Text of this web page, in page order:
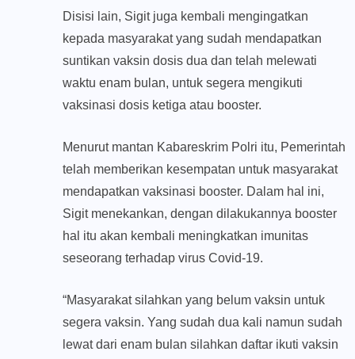
Disisi lain, Sigit juga kembali mengingatkan
kepada masyarakat yang sudah mendapatkan
suntikan vaksin dosis dua dan telah melewati
waktu enam bulan, untuk segera mengikuti
vaksinasi dosis ketiga atau booster.
Menurut mantan Kabareskrim Polri itu, Pemerintah
telah memberikan kesempatan untuk masyarakat
mendapatkan vaksinasi booster. Dalam hal ini,
Sigit menekankan, dengan dilakukannya booster
hal itu akan kembali meningkatkan imunitas
seseorang terhadap virus Covid-19.
“Masyarakat silahkan yang belum vaksin untuk
segera vaksin. Yang sudah dua kali namun sudah
lewat dari enam bulan silahkan daftar ikuti vaksin